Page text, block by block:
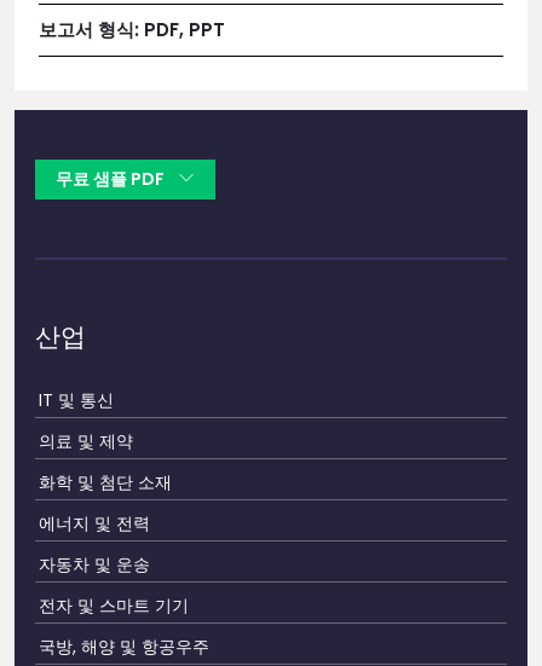
보고서 형식: PDF, PPT
무료 샘플 PDF
산업
IT 및 통신
의료 및 제약
화학 및 첨단 소재
에너지 및 전력
자동차 및 운송
전자 및 스마트 기기
국방, 해양 및 항공우주